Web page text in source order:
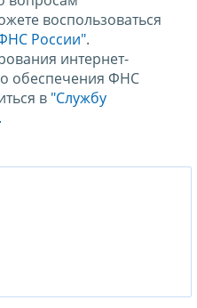
воспользоваться
России".
интернет-
обеспечения ФНС
в "Службу